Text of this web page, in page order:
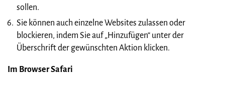
sollen.
Sie können auch einzelne Websites zulassen oder
blockieren, indem Sie auf „Hinzufügen“ unter der
Überschrift der gewünschten Aktion klicken.
Im Browser Safari